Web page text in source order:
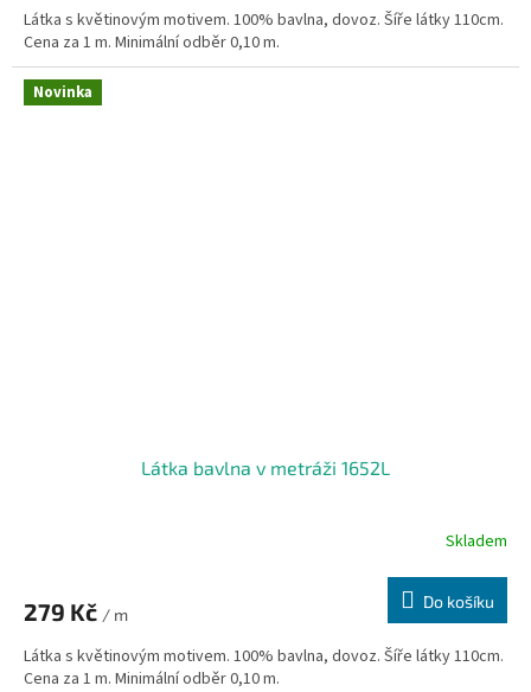
Látka s květinovým motivem. 100% bavlna, dovoz. Šíře látky 110cm.
Cena za 1 m. Minimální odběr 0,10 m.
Novinka
Látka bavlna v metráži 1652L
Skladem
279 Kč / m
Do košíku
Látka s květinovým motivem. 100% bavlna, dovoz. Šíře látky 110cm.
Cena za 1 m. Minimální odběr 0,10 m.